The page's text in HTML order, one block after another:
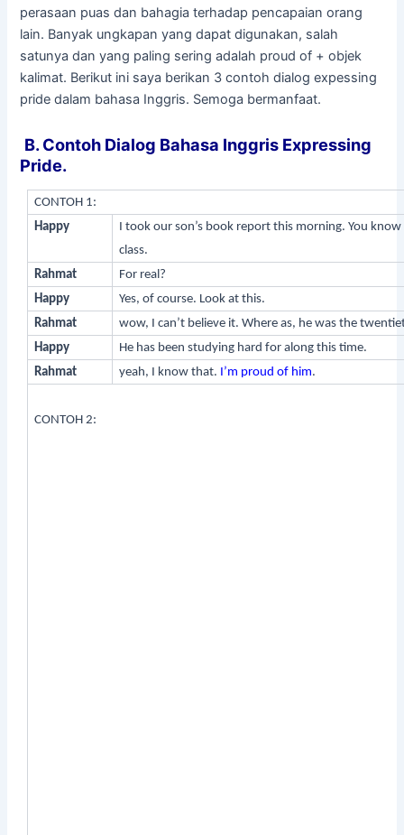
perasaan puas dan bahagia terhadap pencapaian orang
lain. Banyak ungkapan yang dapat digunakan, salah
satunya dan yang paling sering adalah proud of + objek
kalimat. Berikut ini saya berikan 3 contoh dialog expessing
pride dalam bahasa Inggris. Semoga bermanfaat.
B. Contoh Dialog Bahasa Inggris Expressing
Pride.
CONTOH 1:
Happy
I took our son’s book report this morning. You
class.
Rahmat
For real?
Happy
Yes, of course. Look at this.
Rahmat
wow, I can’t believe it. Where as, he was the
Happy
He has been studying hard for along this time.
Rahmat
yeah, I know that. I’m proud of him.
CONTOH 2: